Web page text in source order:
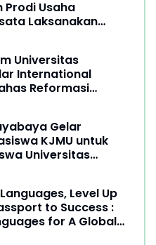
Prodi Usaha
Laksanakan
- Kabupaten
Barat
Universitas
International
Reformasi
Gelar
KJMU untuk
Universitas
Level Up
to Success :
for A Global